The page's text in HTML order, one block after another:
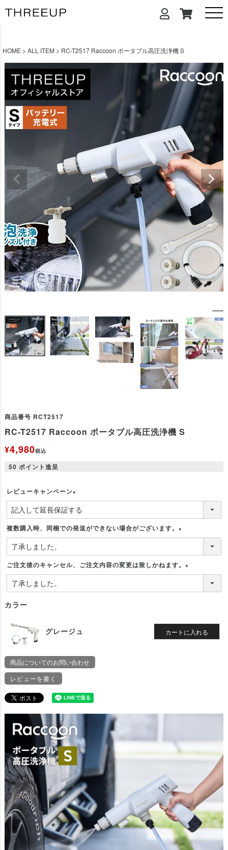
HOME ALL ITEM RC-T2517 Raccoon ポータブル高圧洗浄機 S
商品番号 RCT2517
RC-T2517 Raccoon ポータブル高圧洗浄機 S
¥4,980税込
50 ポイント進呈
レビューキャンペーン
必
須
)
複数購入時、同梱での発送ができない場合がございます。
必
)
ご注文後のキャンセル、ご注文内容の変更は致しかねます。
必
カラー
グレージュ カートに入れる
商品についてのお問い合わせ
レビューを書く